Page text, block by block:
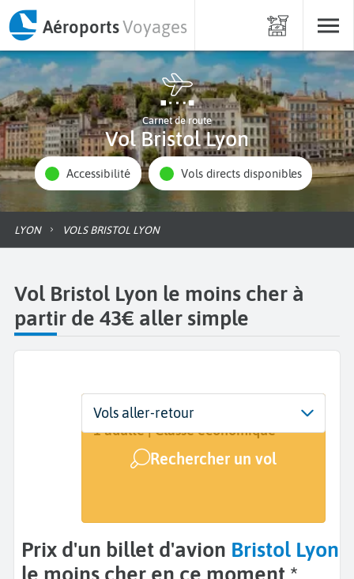
AéroportsVoyages
Carnet de route
Vol Bristol Lyon
Accessibilité Vols directs disponibles
LYON VOLS BRISTOL LYON
Vol Bristol Lyon le moins cher à
partir de 43€ aller simple
Départ
Bristol (BRS)
Dates
10 janv. - 17 janv.
Voyageurs | Classe
1 adulte | Classe économique
Rechercher un vol
Vols aller-retour
Prix d'un billet d'avion Bristol Lyon
le moins cher en ce moment *